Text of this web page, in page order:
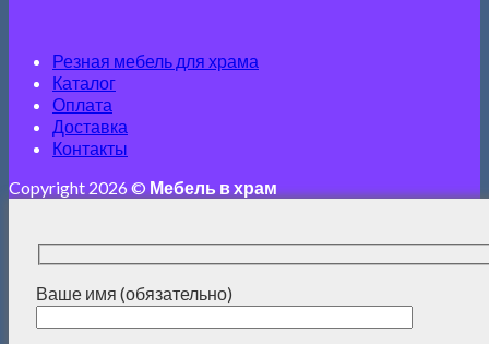
Резная мебель для храма
Каталог
Оплата
Доставка
Контакты
Copyright 2026 ©Мебель в храм
Ваше имя (обязательно)